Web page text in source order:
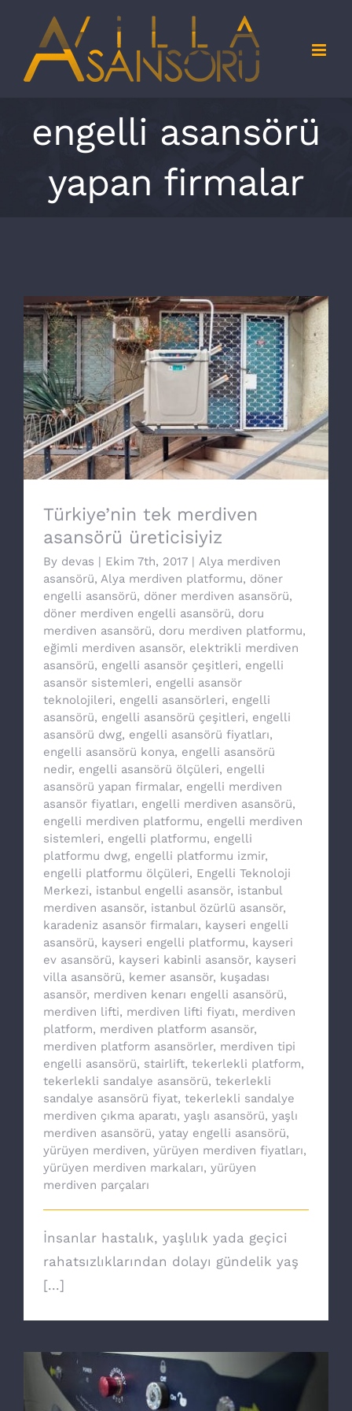
content
engelli asansörü
yapan firmalar
Türkiye’nin tek merdiven asansörü
üreticisiyiz
Türkiye’nin tek merdiven
asansörü üreticisiyiz
By devas | Ekim 7th, 2017 | Alya merdiven
asansörü, Alya merdiven platformu, döner
engelli asansörü, döner merdiven asansörü,
döner merdiven engelli asansörü, doru
merdiven asansörü, doru merdiven platformu,
eğimli merdiven asansör, elektrikli merdiven
asansörü, engelli asansör çeşitleri, engelli
asansör sistemleri, engelli asansör
teknolojileri, engelli asansörleri, engelli
asansörü, engelli asansörü çeşitleri, engelli
asansörü dwg, engelli asansörü fiyatları,
engelli asansörü konya, engelli asansörü
nedir, engelli asansörü ölçüleri, engelli
asansörü yapan firmalar, engelli merdiven
asansör fiyatları, engelli merdiven asansörü,
engelli merdiven platformu, engelli merdiven
sistemleri, engelli platformu, engelli
platformu dwg, engelli platformu izmir,
engelli platformu ölçüleri, Engelli Teknoloji
Merkezi, istanbul engelli asansör, istanbul
merdiven asansör, istanbul özürlü asansör,
karadeniz asansör firmaları, kayseri engelli
asansörü, kayseri engelli platformu, kayseri
ev asansörü, kayseri kabinli asansör, kayseri
villa asansörü, kemer asansör, kuşadası
asansör, merdiven kenarı engelli asansörü,
merdiven lifti, merdiven lifti fiyatı, merdiven
platform, merdiven platform asansör,
merdiven platform asansörler, merdiven tipi
engelli asansörü, stairlift, tekerlekli platform,
tekerlekli sandalye asansörü, tekerlekli
sandalye asansörü fiyat, tekerlekli sandalye
merdiven çıkma aparatı, yaşlı asansörü, yaşlı
merdiven asansörü, yatay engelli asansörü,
yürüyen merdiven, yürüyen merdiven fiyatları,
yürüyen merdiven markaları, yürüyen
merdiven parçaları
İnsanlar hastalık, yaşlılık yada geçici
rahatsızlıklarından dolayı gündelik yaş
[...]